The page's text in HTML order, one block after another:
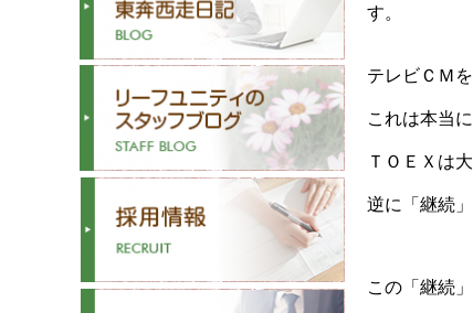
す。
テレビＣＭ
これは本当
ＴＯＥＸは
逆に「継続
この「継続